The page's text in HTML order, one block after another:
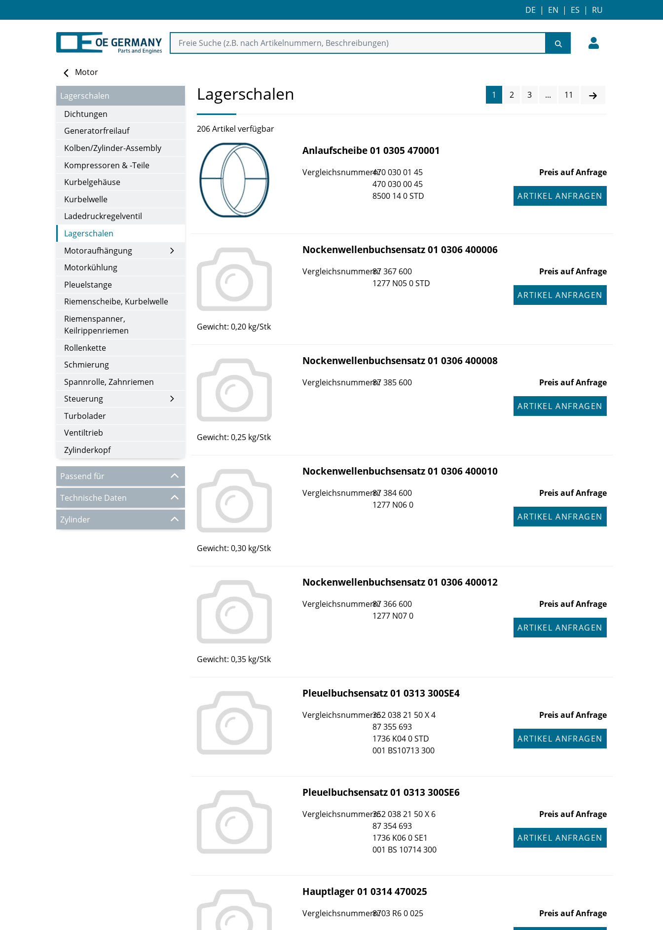
DE | EN | ES | RU
Motor
Lagerschalen
Dichtungen
Generatorfreilauf
Kolben/Zylinder-Assembly
Kompressoren & -Teile
Kurbelgehäuse
Kurbelwelle
Ladedruckregelventil
Lagerschalen
Motoraufhängung
Motorkühlung
Pleuelstange
Riemenscheibe, Kurbelwelle
Riemenspanner,
Keilrippenriemen
Rollenkette
Schmierung
Spannrolle, Zahnriemen
Steuerung
Turbolader
Ventiltrieb
Zylinderkopf
Passend für
Technische Daten
Zylinder
Lagerschalen 1 2 3 ... 11
206 Artikel verfügbar
Anlaufscheibe 01 0305 470001
Preis auf Anfrage
ARTIKEL ANFRAGEN
Vergleichsnummern:470 030 01 45
470 030 00 45
8500 14 0 STD
Gewicht: 0,20 kg/Stk
Nockenwellenbuchsensatz 01 0306 400006
Preis auf Anfrage
ARTIKEL ANFRAGEN
Vergleichsnummern:87 367 600
1277 N05 0 STD
Gewicht: 0,25 kg/Stk
Nockenwellenbuchsensatz 01 0306 400008
Preis auf Anfrage
ARTIKEL ANFRAGEN
Vergleichsnummern:87 385 600
Gewicht: 0,30 kg/Stk
Nockenwellenbuchsensatz 01 0306 400010
Preis auf Anfrage
ARTIKEL ANFRAGEN
Vergleichsnummern:87 384 600
1277 N06 0
Gewicht: 0,35 kg/Stk
Nockenwellenbuchsensatz 01 0306 400012
Preis auf Anfrage
ARTIKEL ANFRAGEN
Vergleichsnummern:87 366 600
1277 N07 0
Pleuelbuchsensatz 01 0313 300SE4
Preis auf Anfrage
ARTIKEL ANFRAGEN
Vergleichsnummern:352 038 21 50 X 4
87 355 693
1736 K04 0 STD
001 BS10713 300
Pleuelbuchsensatz 01 0313 300SE6
Preis auf Anfrage
ARTIKEL ANFRAGEN
Vergleichsnummern:352 038 21 50 X 6
87 354 693
1736 K06 0 SE1
001 BS 10714 300
Hauptlager 01 0314 470025
Preis auf Anfrage
Vergleichsnummern:8703 R6 0 025